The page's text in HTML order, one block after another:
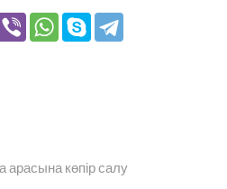
көпір салу